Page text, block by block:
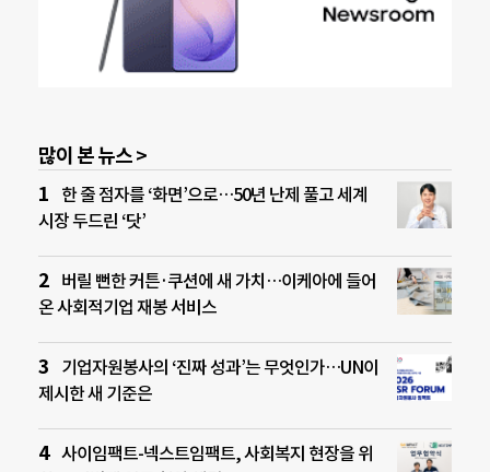
많이 본 뉴스 >
한 줄 점자를 ‘화면’으로…50년 난제 풀고 세계
시장 두드린 ‘닷’
버릴 뻔한 커튼·쿠션에 새 가치…이케아에 들어
온 사회적기업 재봉 서비스
기업자원봉사의 ‘진짜 성과’는 무엇인가…UN이
제시한 새 기준은
사이임팩트-넥스트임팩트, 사회복지 현장을 위